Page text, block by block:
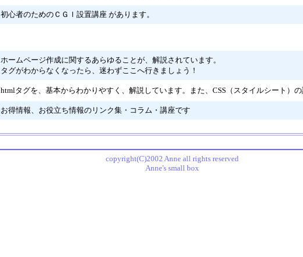
初心者のためのＣＧＩ設置講座 があります。
ホームページ作成に関するあらゆることが、解説されています。
タグがわからなくなったら、迷わずここへ行きましょう！
htmlタグを、基本からわかりやすく、解説しています。また、CSS（スタイルシート）の
お得情報、お役立ち情報のリンク集・コラム・講座です
copyright(C)2002 Anne all rights reserved
Anne's small box